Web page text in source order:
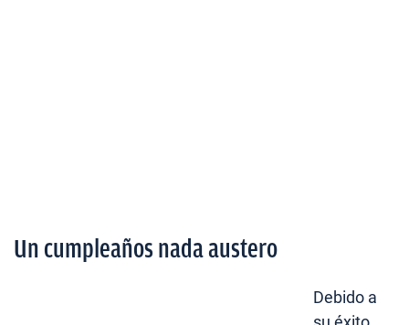
Un cumpleaños nada austero
Debido a